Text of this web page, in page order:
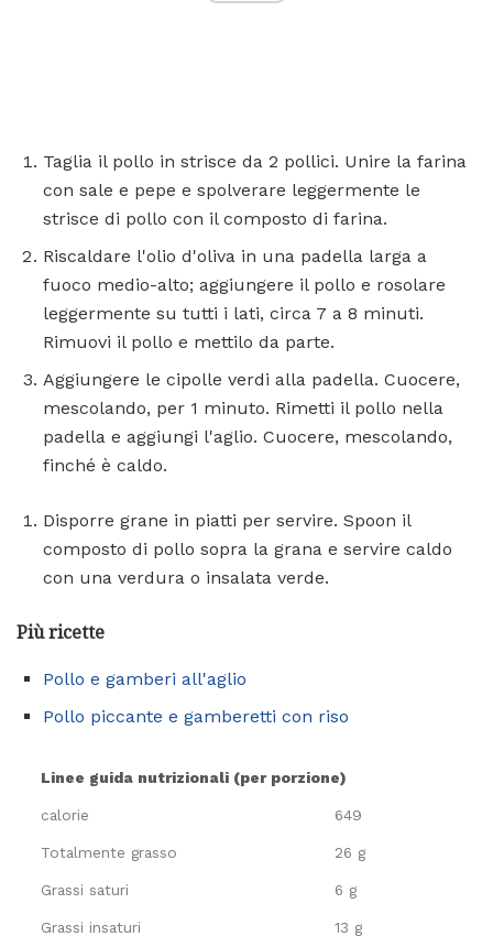
Taglia il pollo in strisce da 2 pollici. Unire la farina
con sale e pepe e spolverare leggermente le
strisce di pollo con il composto di farina.
Riscaldare l'olio d'oliva in una padella larga a
fuoco medio-alto; aggiungere il pollo e rosolare
leggermente su tutti i lati, circa 7 a 8 minuti.
Rimuovi il pollo e mettilo da parte.
Aggiungere le cipolle verdi alla padella. Cuocere,
mescolando, per 1 minuto. Rimetti il ​​pollo nella
padella e aggiungi l'aglio. Cuocere, mescolando,
finché è caldo.
Disporre grane in piatti per servire. Spoon il
composto di pollo sopra la grana e servire caldo
con una verdura o insalata verde.
Più ricette
Pollo e gamberi all'aglio
Pollo piccante e gamberetti con riso
Linee guida nutrizionali (per porzione)
calorie 649
Totalmente grasso 26 g
Grassi saturi 6 g
Grassi insaturi 13 g